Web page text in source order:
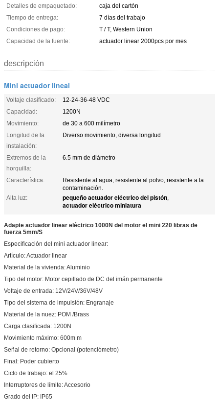
Detalles de empaquetado:
caja del cartón
Tiempo de entrega:
7 días del trabajo
Condiciones de pago:
T / T, Western Union
Capacidad de la fuente:
actuador linear 2000pcs por mes
descripción
Mini actuador lineal
Voltaje clasificado:
12-24-36-48 VDC
Capacidad:
1200N
Movimiento:
de 30 a 600 milímetro
Longitud de la
instalación:
Diverso movimiento, diversa longitud
Extremos de la
horquilla:
6.5 mm de diámetro
Característica:
Resistente al agua, resistente al polvo, resistente a la
contaminación.
Alta luz:
pequeño actuador eléctrico del pistón,
actuador eléctrico miniatura
Adapte actuador linear eléctrico 1000N del motor el mini 220 libras de
fuerza 5mm/S
Especificación del mini actuador linear:
Artículo: Actuador linear
Material de la vivienda: Aluminio
Tipo del motor: Motor cepillado de DC del imán permanente
Voltaje de entrada: 12V/24V/36V/48V
Tipo del sistema de impulsión: Engranaje
Material de la nuez: POM /Brass
Carga clasificada: 1200N
Movimiento máximo: 600m m
Señal de retorno: Opcional (potenciómetro)
Final: Poder cubierto
Ciclo de trabajo: el 25%
Interruptores de límite: Accesorio
Grado del IP: IP65